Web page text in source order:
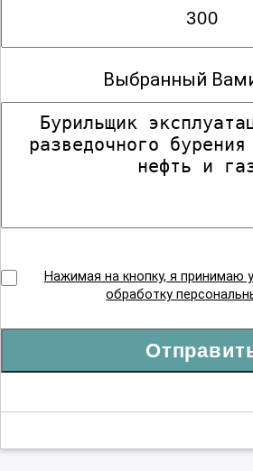
Выбранный
Нажимая на кнопку, я принимаю
обработку